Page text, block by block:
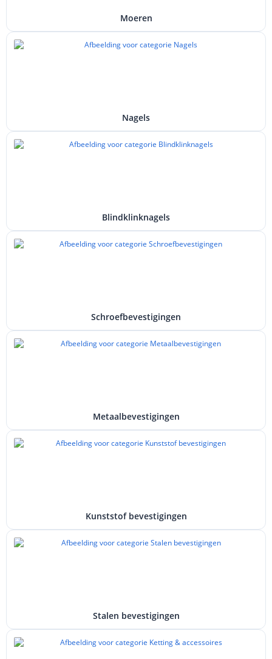
Moeren
Nagels
Blindklinknagels
Schroefbevestigingen
Metaalbevestigingen
Kunststof bevestigingen
Stalen bevestigingen